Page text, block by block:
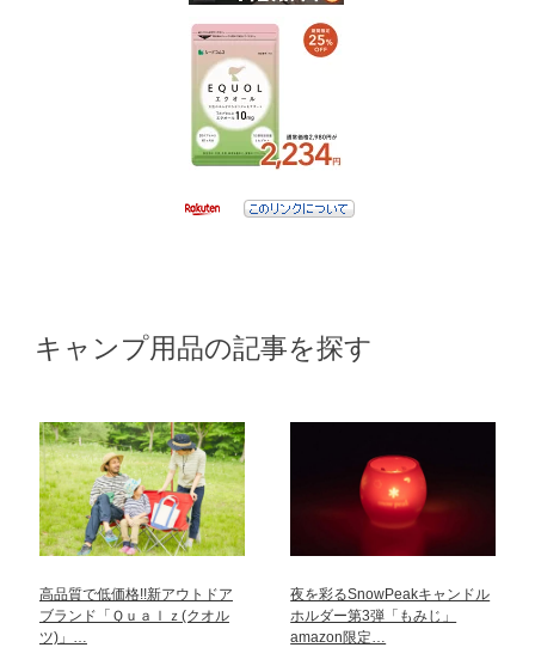
キャンプ用品の記事を探す
高品質で低価格!!新アウトドア
ブランド「Ｑｕａｌｚ(クオル
ツ)」…
夜を彩るSnowPeakキャンドル
ホルダー第3弾「もみじ」
amazon限定…